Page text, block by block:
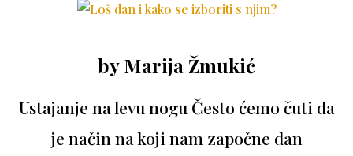
byMarija Žmukić
Ustajanje na levu nogu Često ćemo čuti da
je način na koji nam započne dan